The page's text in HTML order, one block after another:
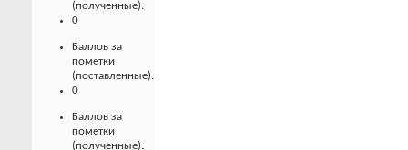
(полученные):
0
Баллов за
пометки
(поставленные):
0
Баллов за
пометки
(полученные):